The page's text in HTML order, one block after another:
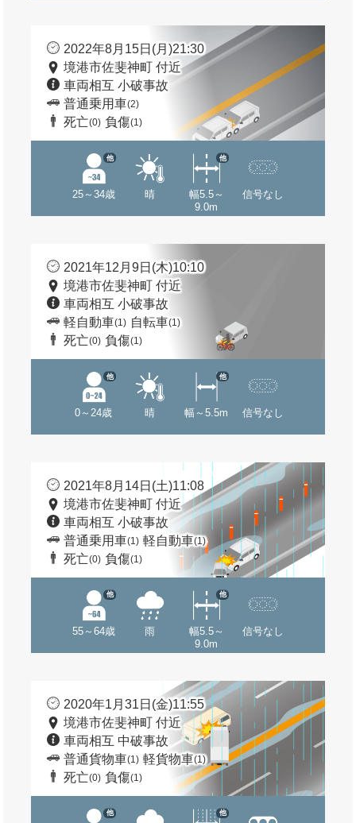
2022年8月15日(月)21:30
境港市佐斐神町 付近
車両相互 小破事故
普通乗用車(2)
死亡(0) 負傷(1)
25～34歳
他
晴
幅5.5～
9.0m
他
信号なし
2021年12月9日(木)10:10
境港市佐斐神町 付近
車両相互 小破事故
軽自動車(1) 自転車(1)
死亡(0) 負傷(1)
0～24歳
他
晴 幅～5.5m
他
信号なし
2021年8月14日(土)11:08
境港市佐斐神町 付近
車両相互 小破事故
普通乗用車(1) 軽自動車(1)
死亡(0) 負傷(1)
55～64歳
他
雨
幅5.5～
9.0m
他
信号なし
2020年1月31日(金)11:55
境港市佐斐神町 付近
車両相互 中破事故
普通貨物車(1) 軽貨物車(1)
死亡(0) 負傷(1)
他 他